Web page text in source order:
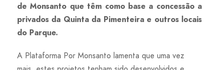
de Monsanto que têm como base a concessão a
privados da Quinta da Pimenteira e outros locais
do Parque.
A Plataforma Por Monsanto lamenta que uma vez